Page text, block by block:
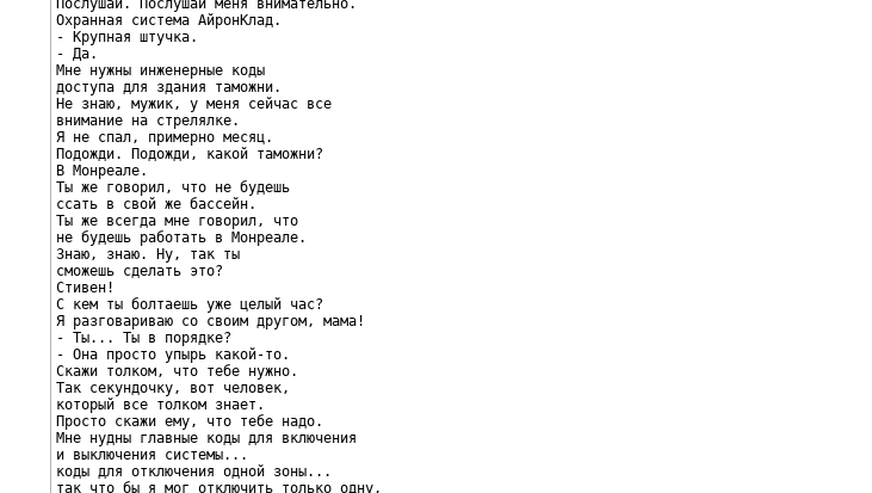
Охранная система АйронКлад.
- Крупная штучка.
- Да.
Мне нужны инженерные коды
доступа для здания таможни.
Не знаю, мужик, у меня сейчас все
внимание на стрелялке.
Я не спал, примерно месяц.
Подожди. Подожди, какой таможни?
В Монреале.
Ты же говорил, что не будешь
ссать в свой же бассейн.
Ты же всегда мне говорил, что
не будешь работать в Монреале.
Знаю, знаю. Ну, так ты
сможешь сделать это?
Стивен!
С кем ты болтаешь уже целый час?
Я разговариваю со своим другом, мама!
- Ты... Ты в порядке?
- Она просто упырь какой-то.
Скажи толком, что тебе нужно.
Так секундочку, вот человек,
который все толком знает.
Просто скажи ему, что тебе надо.
Мне нудны главные коды для включения
и выключения системы...
коды для отключения одной зоны...
так что бы я мог отключить только одну,